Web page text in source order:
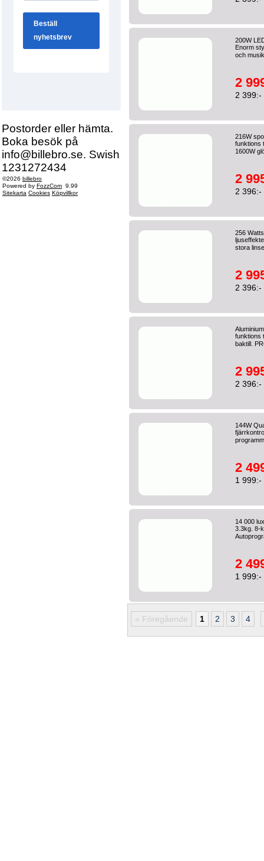
Postorder eller hämta.
Boka besök på
info@billebro.se. Swish
1231272434
©2026 billebro
Powered by FozzCom 9.99
Sitekarta Cookies Köpvillkor
200W
Enorm
och
2
2 399:-
216W
funktions
1600W
2
2 396:-
256
stora
2
2 396:-
funktions
baktill.
2
2 396:-
144W
2
1 999:-
14 000
3.3kg. 8-
2
1 999:-
« Föregående 1 2 3 4